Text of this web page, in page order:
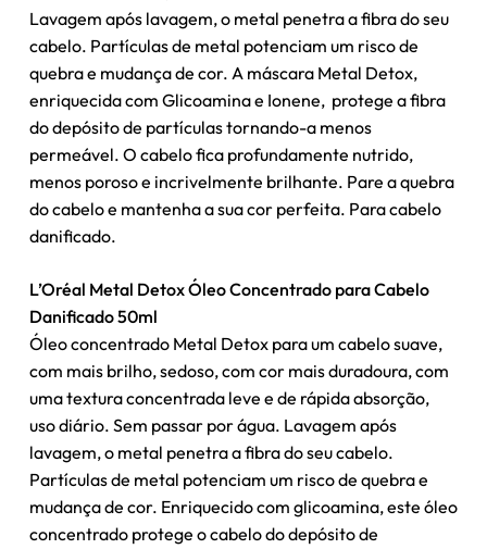
Nenhum produto no carrinho.
Lavagem após lavagem, o metal penetra a fibra do seu
cabelo. Partículas de metal potenciam um risco de
quebra e mudança de cor. A máscara Metal Detox,
enriquecida com Glicoamina e Ionene, protege a fibra
do depósito de partículas tornando-a menos
permeável. O cabelo fica profundamente nutrido,
menos poroso e incrivelmente brilhante. Pare a quebra
do cabelo e mantenha a sua cor perfeita. Para cabelo
danificado.
L’Oréal Metal Detox Óleo Concentrado para Cabelo
Danificado 50ml
Óleo concentrado Metal Detox para um cabelo suave,
com mais brilho, sedoso, com cor mais duradoura, com
uma textura concentrada leve e de rápida absorção,
uso diário. Sem passar por água. Lavagem após
lavagem, o metal penetra a fibra do seu cabelo.
Partículas de metal potenciam um risco de quebra e
mudança de cor. Enriquecido com glicoamina, este óleo
concentrado protege o cabelo do depósito de